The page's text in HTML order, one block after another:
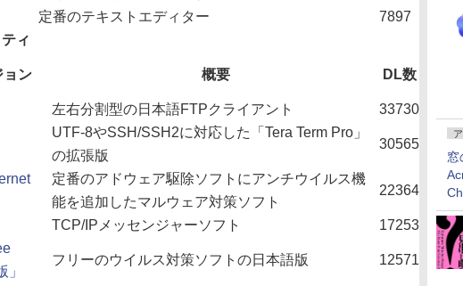
定番のテキストエディター
7897
ィ
ョン 概要 DL数
左右分割型の日本語FTPクライアント 33730
UTF-8やSSH/SSH2に対応した「Tera Term Pro」
の拡張版
30565
定番のアドウェア駆除ソフトにアンチウイルス機
能を追加したマルウェア対策ソフト
22364
TCP/IPメッセンジャーソフト 17253
フリーのウイルス対策ソフトの日本語版 12571